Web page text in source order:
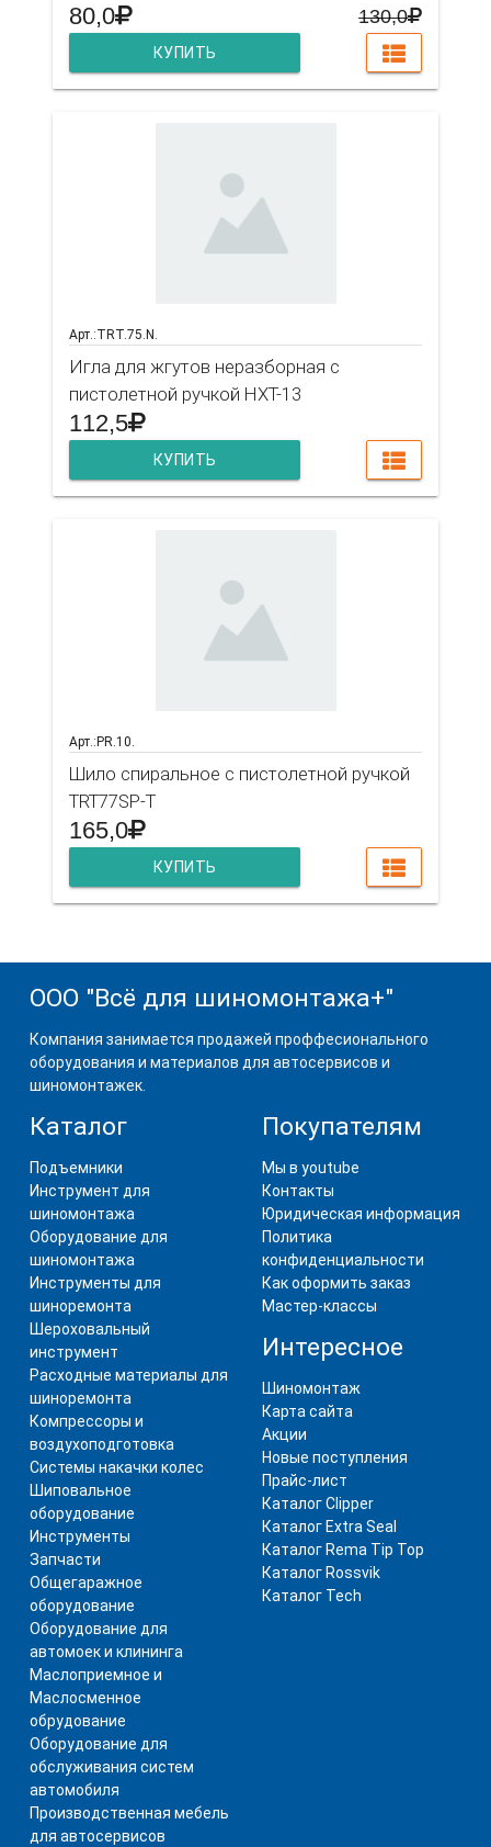
80,0 130,0
КУПИТЬ
Арт.:TRT.75.N.
Игла для жгутов неразборная с
пистолетной ручкой HXT-13
112,5
КУПИТЬ
Арт.:PR.10.
Шило спиральное с пистолетной ручкой
TRT77SP-T
165,0
КУПИТЬ
ООО "Всё для шиномонтажа+"
Компания занимается продажей проффесионального
оборудования и материалов для автосервисов и
шиномонтажек.
Каталог
Подъемники
Инструмент для
шиномонтажа
Оборудование для
шиномонтажа
Инструменты для
шиноремонта
Шероховальный
инструмент
Расходные материалы для
шиноремонта
Компрессоры и
воздухоподготовка
Системы накачки колес
Шиповальное
оборудование
Инструменты
Запчасти
Общегаражное
оборудование
Оборудование для
автомоек и клининга
Маслоприемное и
Маслосменное
обрудование
Оборудование для
обслуживания систем
автомобиля
Производственная мебель
для автосервисов
Покупателям
Мы в youtube
Контакты
Юридическая информация
Политика
конфиденциальности
Как оформить заказ
Мастер-классы
Интересное
Шиномонтаж
Карта сайта
Акции
Новые поступления
Прайс-лист
Каталог Clipper
Каталог Extra Seal
Каталог Rema Tip Top
Каталог Rossvik
Каталог Tech